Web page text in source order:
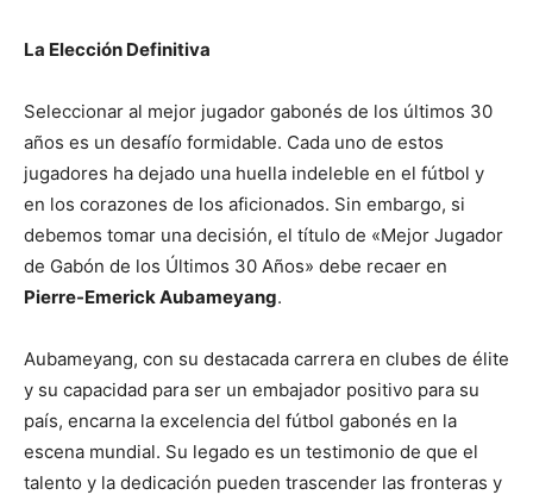
La Elección Definitiva
Seleccionar al mejor jugador gabonés de los últimos 30
años es un desafío formidable. Cada uno de estos
jugadores ha dejado una huella indeleble en el fútbol y
en los corazones de los aficionados. Sin embargo, si
debemos tomar una decisión, el título de «Mejor Jugador
de Gabón de los Últimos 30 Años» debe recaer en
Pierre-Emerick Aubameyang.
Aubameyang, con su destacada carrera en clubes de élite
y su capacidad para ser un embajador positivo para su
país, encarna la excelencia del fútbol gabonés en la
escena mundial. Su legado es un testimonio de que el
talento y la dedicación pueden trascender las fronteras y